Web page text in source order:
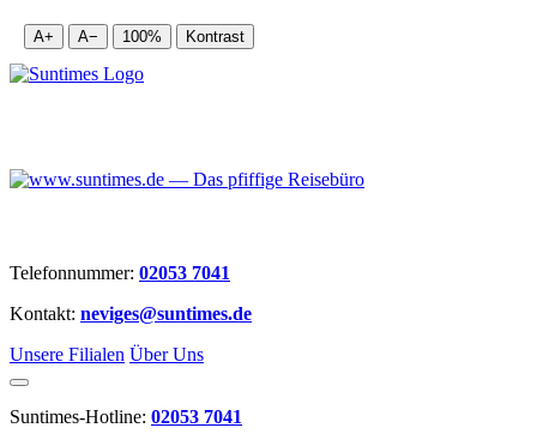
A+ A− 100% Kontrast
Telefonnummer: 02053 7041
Kontakt: neviges@suntimes.de
Unsere Filialen Über Uns
Suntimes-Hotline: 02053 7041